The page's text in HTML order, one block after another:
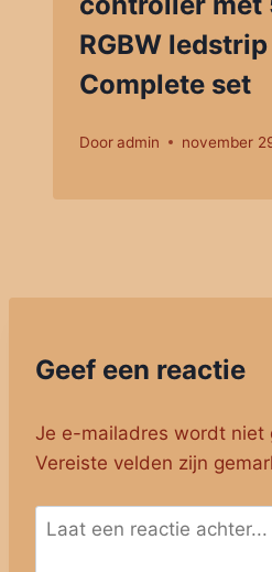
RGBW ledstrip
Complete set
Dooradmin november
Geef een reactie
Je e-mailadres wordt niet
Vereiste velden zijn